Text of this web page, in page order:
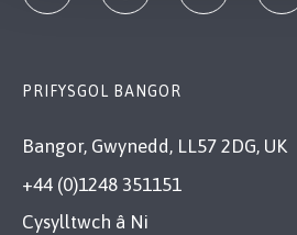
PRIFYSGOL BANGOR
Bangor, Gwynedd, LL57 2DG, UK
+44 (0)1248 351151
Cysylltwch â Ni